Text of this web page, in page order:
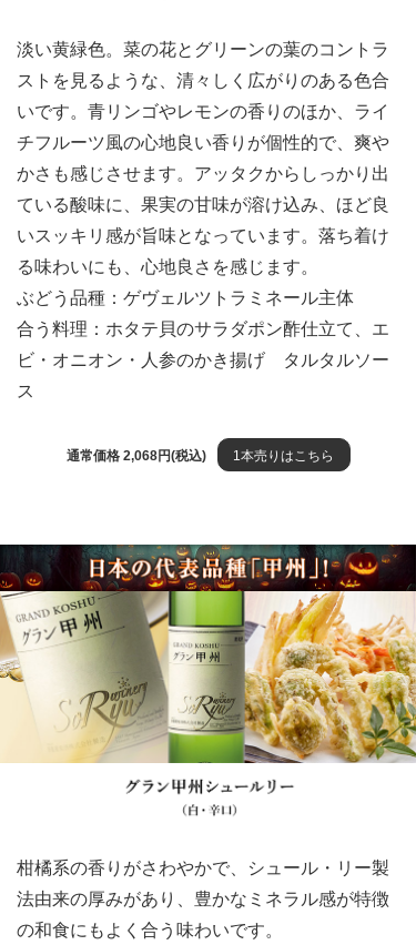
淡い黄緑色。菜の花とグリーンの葉のコントラ
ストを見るような、清々しく広がりのある色合
いです。青リンゴやレモンの香りのほか、ライ
チフルーツ風の心地良い香りが個性的で、爽や
かさも感じさせます。アッタクからしっかり出
ている酸味に、果実の甘味が溶け込み、ほど良
いスッキリ感が旨味となっています。落ち着け
る味わいにも、心地良さを感じます。
ぶどう品種：ゲヴェルツトラミネール主体
合う料理：ホタテ貝のサラダポン酢仕立て、エ
ビ・オニオン・人参のかき揚げ タルタルソー
ス
通常価格 2,068円(税込) 1本売りはこちら
柑橘系の香りがさわやかで、シュール・リー製
法由来の厚みがあり、豊かなミネラル感が特徴
の和食にもよく合う味わいです。